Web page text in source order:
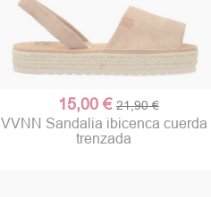
15,00 € 21,90 €
VVNN Sandalia ibicenca cuerda
trenzada